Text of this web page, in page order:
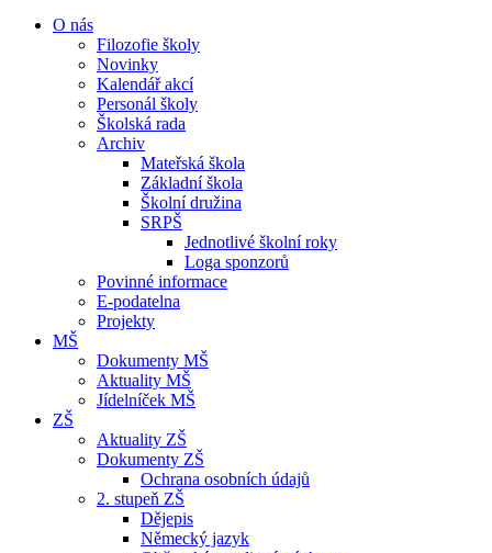
O nás
Filozofie školy
Novinky
Kalendář akcí
Personál školy
Školská rada
Archiv
Mateřská škola
Základní škola
Školní družina
SRPŠ
Jednotlivé školní roky
Loga sponzorů
Povinné informace
E-podatelna
Projekty
MŠ
Dokumenty MŠ
Aktuality MŠ
Jídelníček MŠ
ZŠ
Aktuality ZŠ
Dokumenty ZŠ
Ochrana osobních údajů
2. stupeň ZŠ
Dějepis
Německý jazyk